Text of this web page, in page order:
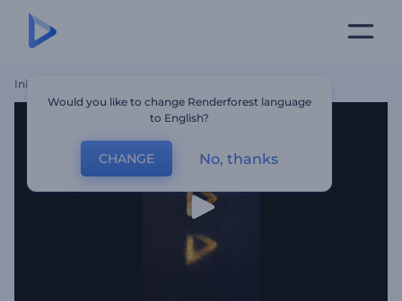
Inicio
Would you like to change Renderforest language
to English?
CHANGE No, thanks